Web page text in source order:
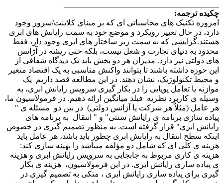
چکیده ترجمه:
امروزه تکنیک های محاسباتی ای که بر مبنای کلاینت/سرور وجود
دارد، در حال تغییر رویکرد و موضع خود به سمت رایانش های ابری
هستند.گرایشی که به سمت زیر ساختار های ابری وجود دار، فقط
محدود به دنیای تجارت و شغل نیست، بلکه حتی ریشه در آژانس
های دولتی نیز دارد. مدیران هر دو بخش باید یک دیدگاه شفافی از
این حوزه داشته باشند تا بتوانند واکنش مناسبی به یک اقتصاد متغیر
و محیط تکنولوژیک، نشان دهند. در این مطالعه قصد داریم یک
موازنه یا تعامل پویایی را در بکار گیری سرویس رایانش ابری، به
وسیله ی کاربرد نظریه فیلد میانگین ارائه دهیم. در فرمولاسیون ما،
هر عامل (مثلاٌ هر شرکت یا آژانس دولتی) در بین دو مسئله ی "
پیاده سازی برنامه ی رایانش سنتی" و " انتقال به برنامه های
رایانش ابری" قرار گرفته است. به منظور تصمیم گیری در خصوص
اینکه سطح انتقال به رایانش ابری چطور باید باشد، هر عامل باید
هزینه ی کلی ای که شامل دو مؤلفه میباشد را بهینه سازی کند:
هزینه ی کاری مربوط به جابجایی به سرویس رایانش ابری و هزینه
ی پیاده سازی رایانش ابری. در این فرمولاسیون، هزینه ی بکار
گیری برای پیاده سازی رایانش ابری ، متکی به تصمیم گیری در